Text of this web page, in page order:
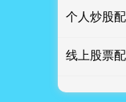
个人炒股
线上股票